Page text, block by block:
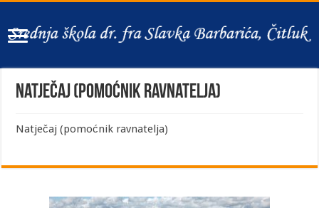
Natječaj (pomoćnik ravnatelja)
Natječaj (pomoćnik ravnatelja)